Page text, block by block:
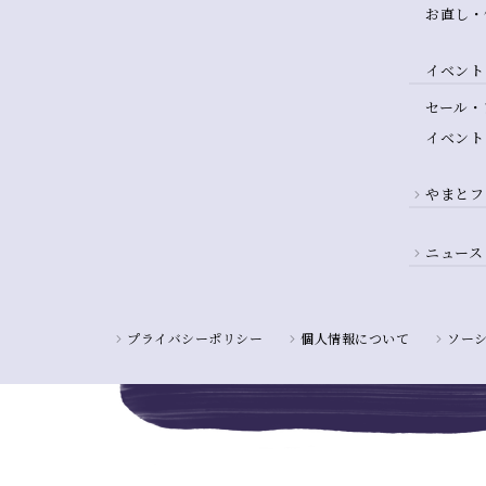
お直し
イベント
セール
イベント
やまと
ニュース
プライバシーポリシー 個人情報について ソー